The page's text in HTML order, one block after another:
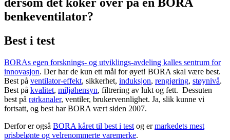
Best i test
BORAs egen forsknings- og utviklings-avdeling kalles sentrum for
innovasjon. Der har de kun ett mål for øyet! BORA skal være best.
Best på ventilator-effekt, sikkerhet, induksjon, rengjøring, støynivå.
Best på kvalitet, miljøhensyn, filtrering av lukt og fett. Dessuten
best på rørkanaler, ventiler, brukervennlighet. Ja, slik kunne vi
fortsatt, og best har BORA vært siden 2007.
Derfor er også BORA kåret til best i test og ermarkedets mest
prisbelønte og velrenommerte varemerke.